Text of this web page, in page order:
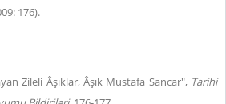
176).
Zileli Âşıklar, Âşık Mustafa Sancar", Tarihi